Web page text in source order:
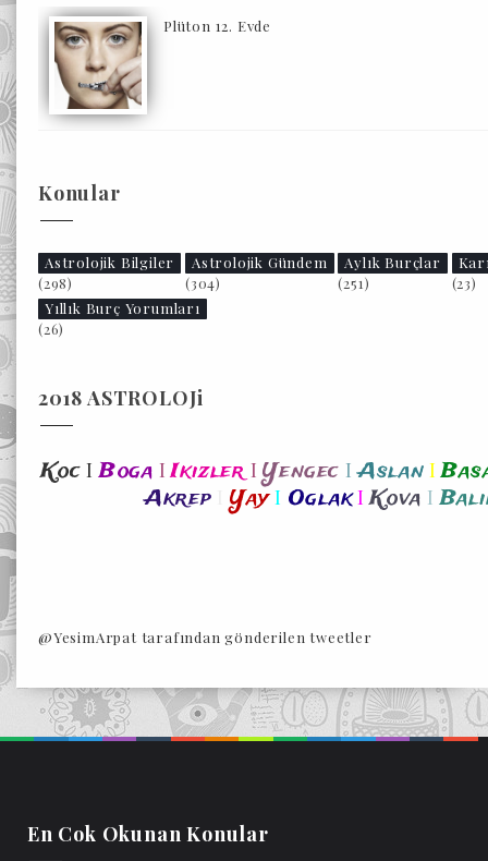
Plüton 12. Evde
Konular
Astrolojik Bilgiler
(298)
Astrolojik Gündem
(304)
Aylık Burçlar
(251)
(23)
Yıllık Burç Yorumları
(26)
2018 ASTROLOJi
Koc I Boga I Ikizler I Yengec I Aslan I
Akrep
Yay I Oglak I Kova I
@YesimArpat tarafından gönderilen tweetler
En Cok Okunan Konular